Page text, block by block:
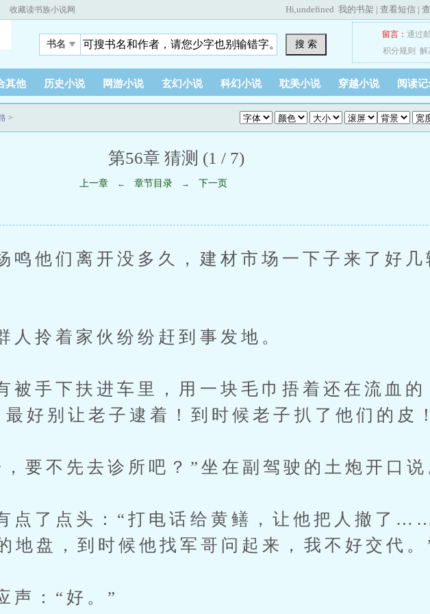
收藏读书族小说网 Hi,undefined 我的书架 | 查看短信 |
书名 搜 索
留言： 通过
积分规则
解
其他 历史小说 网游小说 玄幻小说 科幻小说 耽美小说 穿越小说 阅读记
>
第56章 猜测 (1 / 7)
上一章 ← 章节目录 → 下一页
们离开没多久，建材市场一下子来了好几
着家伙纷纷赶到事发地。
下扶进车里，用一块毛巾捂着还在流血的
好别让老子逮着！到时候老子扒了他们的皮
先去诊所吧？”坐在副驾驶的土炮开口说
点头：“打电话给黄鳝，让他把人撤了
地盘，到时候他找军哥问起来，我不好交代。
：“好。”